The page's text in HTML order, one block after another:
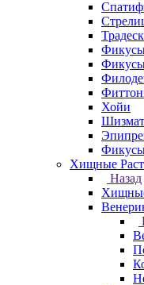
Хойи
Хищные
Назад